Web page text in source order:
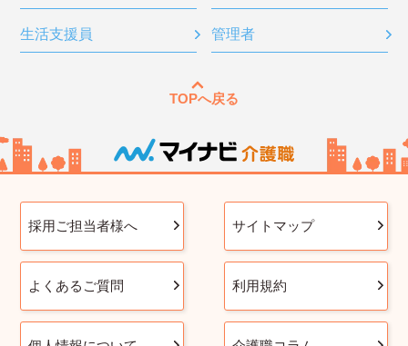
生活支援員 管理者
TOPへ戻る
採用ご担当者様へ サイトマップ
よくあるご質問 利用規約